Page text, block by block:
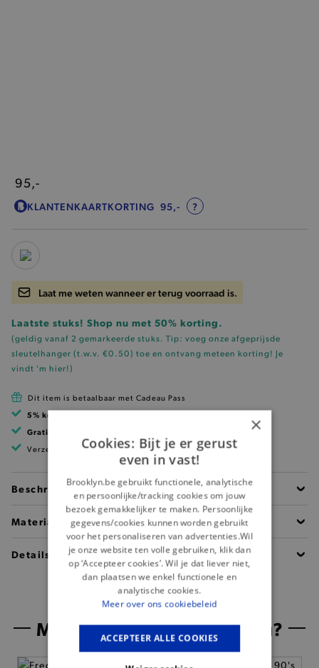
95,-
KLANTENKAARTKORTING 95,- ?
Laat me weten wanneer er terug voorraad is.
Laatste stuks! Shop nu met 50% korting.
(geldig vanaf 2 gemarkeerde stuks. Tip: voeg onze afgeprijsde
sleutelhanger (t.w.v. €0.50) toe en ontvang meteen korting! Je
vindt 'm hier!)
Dit item is betaalbaar met Cadeau Pass
5% korting
Gratis verzending
Verzending binnen 1 à 2 werkdagen
Beschrijving
Materiaal
Details
Misschien is dit iets voor jou?
— 50% *
×
Cookies: Bijt je er gerust
even in vast!
Brooklyn.be gebruikt functionele, analytische
en persoonlijke/tracking cookies om jouw
bezoek gemakkelijker te maken. Persoonlijke
gegevens/cookies kunnen worden gebruikt
voor het personaliseren van advertenties.Wil
je onze website ten volle gebruiken, klik dan
op ‘Accepteer cookies’. Wil je dat liever niet,
dan plaatsen we enkel functionele en
analytische cookies.
Meer over ons cookiebeleid
ACCEPTEER ALLE COOKIES